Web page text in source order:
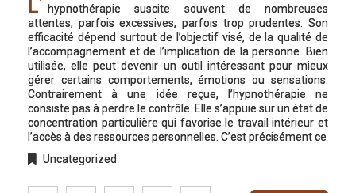
hypnothérapie suscite souvent de nombreuses
attentes, parfois excessives, parfois trop prudentes. Son
efficacité dépend surtout de l’objectif visé, de la qualité de
l’accompagnement et de l’implication de la personne. Bien
utilisée, elle peut devenir un outil intéressant pour mieux
gérer certains comportements, émotions ou sensations.
Contrairement à une idée reçue, l’hypnothérapie ne
consiste pas à perdre le contrôle. Elle s’appuie sur un état de
concentration particulière qui favorise le travail intérieur et
l’accès à des ressources personnelles. C’est précisément ce
Uncategorized